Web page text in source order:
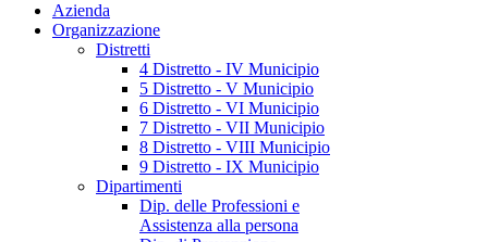
Azienda
Organizzazione
Distretti
4 Distretto - IV Municipio
5 Distretto - V Municipio
6 Distretto - VI Municipio
7 Distretto - VII Municipio
8 Distretto - VIII Municipio
9 Distretto - IX Municipio
Dipartimenti
Dip. delle Professioni e
Assistenza alla persona